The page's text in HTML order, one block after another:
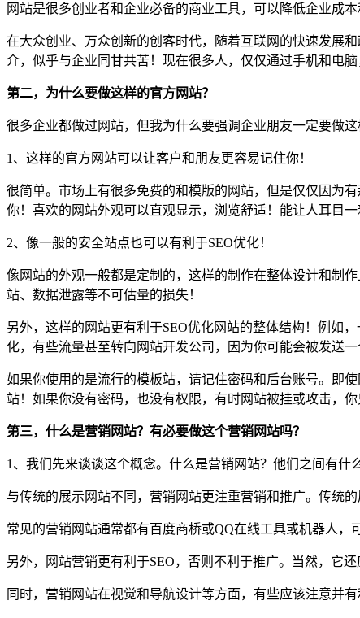
网站是很多创业者和企业必备的商业工具，可以降低企业成本
在大众创业、万众创新的创客时代，随着互联网的快速发展
介，似乎与企业同甘共苦！现在很多人，仅仅通过手机和电
第二，为什么要做这样的官方网站？
很多企业都做过网站，但我为什么要强调企业朋友一定要做
1、这样的官方网站可以让客户和朋友更容易记住你！
很简单。市场上有很多免费的和模版的网站，但是仅仅因为
你！喜欢的网站外观可以直观显示，浏览舒适！能让人耳目一
2、像一般的安全站点也可以有利于SEO优化！
像网站的外观一般都是定制的，这样的制作在整体设计和制
站、数据泄露等不可估量的损失！
另外，这样的网站更有利于SEO优化网站的整体结构！例如
化，有些流量甚至转向网站开发公司，因为你可能会被发送
如果你使用的是流行的模板站，请记住密码和后台账号。即
站！如果你没有密码，也没有权限，有时网站被挂或攻击，
第三，什么是营销网站？有必要做这个营销网站吗？
1、我们先来谈谈这个概念。什么是营销网站？他们之间有什
与传统的展示网站不同，营销网站更注重营销和推广。传统
常见的营销网站通常都有百度商桥或QQ在线工具或机器人，
另外，网站营销更有利于SEO，否则不利于推广。当然，它
同时，营销网站在视觉和导航设计等方面，有些应该注意并